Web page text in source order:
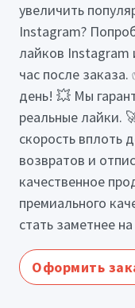
увеличить
Instagram?
лайков Instagram
час после
день! 💥 Мы
реальные лайки.
скорость вплоть
возвратов и
качественное
премиального
стать заметнее
Оформить